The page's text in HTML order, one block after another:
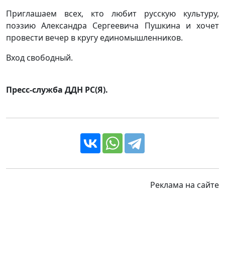
Приглашаем всех, кто любит русскую культуру,
поэзию Александра Сергеевича Пушкина и хочет
провести вечер в кругу единомышленников.
Вход свободный.
Пресс-служба ДДН РС(Я).
Реклама на сайте